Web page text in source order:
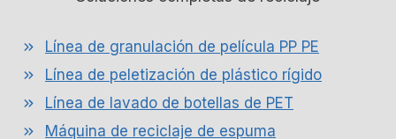
Línea de granulación de película PP PE
Línea de peletización de plástico rígido
Línea de lavado de botellas de PET
Máquina de reciclaje de espuma